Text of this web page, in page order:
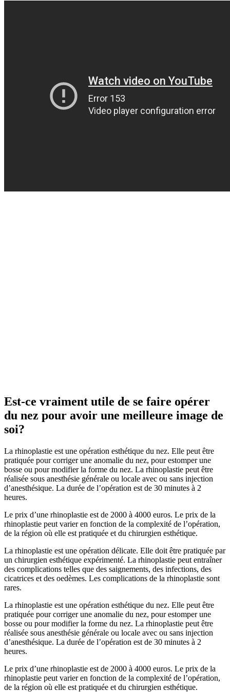
Est-ce vraiment utile de se faire opérer
du nez pour avoir une meilleure image de
soi?
La rhinoplastie est une opération esthétique du nez. Elle peut être
pratiquée pour corriger une anomalie du nez, pour estomper une
bosse ou pour modifier la forme du nez. La rhinoplastie peut être
réalisée sous anesthésie générale ou locale avec ou sans injection
d’anesthésique. La durée de l’opération est de 30 minutes à 2
heures.
Le prix d’une rhinoplastie est de 2000 à 4000 euros. Le prix de la
rhinoplastie peut varier en fonction de la complexité de l’opération,
de la région où elle est pratiquée et du chirurgien esthétique.
La rhinoplastie est une opération délicate. Elle doit être pratiquée par
un chirurgien esthétique expérimenté. La rhinoplastie peut entraîner
des complications telles que des saignements, des infections, des
cicatrices et des oedèmes. Les complications de la rhinoplastie sont
rares.
La rhinoplastie est une opération esthétique du nez. Elle peut être
pratiquée pour corriger une anomalie du nez, pour estomper une
bosse ou pour modifier la forme du nez. La rhinoplastie peut être
réalisée sous anesthésie générale ou locale avec ou sans injection
d’anesthésique. La durée de l’opération est de 30 minutes à 2
heures.
Le prix d’une rhinoplastie est de 2000 à 4000 euros. Le prix de la
rhinoplastie peut varier en fonction de la complexité de l’opération,
de la région où elle est pratiquée et du chirurgien esthétique.